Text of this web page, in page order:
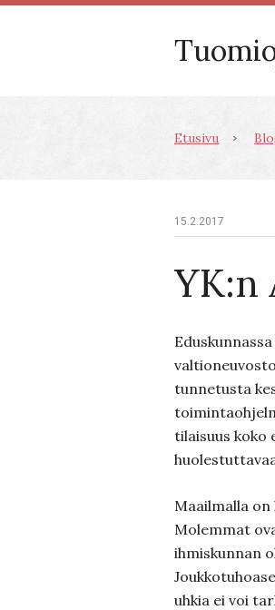
Etusivu
15.2.2017
YK:n
tunnetusta
tilaisuus koko
Maailmalla
Molemmat
ihmiskunnan
uhkia ei voi